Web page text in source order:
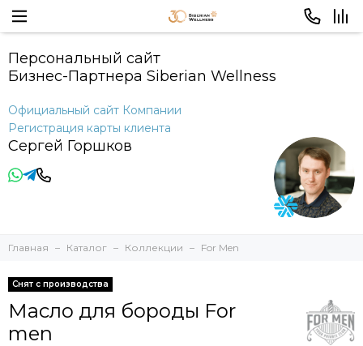
Персональный сайт
Бизнес-Партнера Siberian Wellness
Официальный сайт Компании
Регистрация карты клиента
Сергей Горшков
Главная Каталог Коллекции For Men
Снят с производства
Масло для бороды For
men